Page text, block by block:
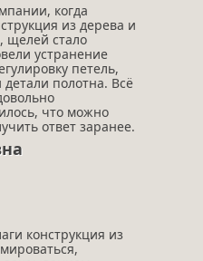
когда
из дерева и
щелей стало
устранение
петель,
полотна. Всё
что можно
ответ заранее.
конструкция из